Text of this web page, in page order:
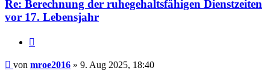
Re: Berechnung der ruhegehaltsfähigen Dienstzeiten
vor 17. Lebensjahr
Beitrag
von mroe2016 » 9. Aug 2025, 18:40